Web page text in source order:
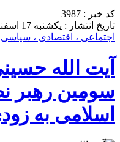
کد خبر : 3987
تاریخ انتشار : یکشنبه 17 اسفند 1404 - 23:51
اجتماعی ، اقتصادی ، سیاسی
آیت الله
سومین رهبر
اسلامی به